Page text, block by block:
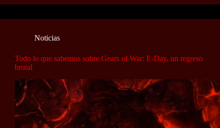
Noticias
Todo lo que sabemos sobre Gears of War: E-Day, un regreso
brutal